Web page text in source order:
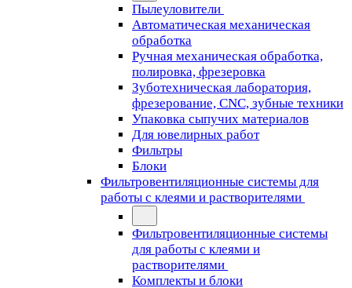
Пылеуловители
Автоматическая механическая
обработка
Ручная механическая обработка,
полировка, фрезеровка
Зуботехническая лаборатория,
фрезерование, CNC, зубные техники
Упаковка сыпучих материалов
Для ювелирных работ
Фильтры
Блоки
Фильтровентиляционные системы для
работы с клеями и растворителями
Фильтровентиляционные системы
для работы с клеями и
растворителями
Комплекты и блоки